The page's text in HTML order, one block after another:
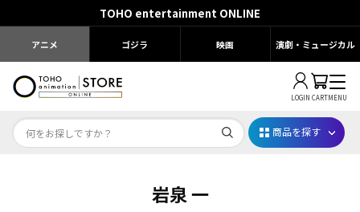
TOHO entertainment ONLINE
アニメ ゴジラ 映画 演劇・ミュージカル
LOGIN CARTMENU
Dr.STONE STONE FES.2026
商品を探す
岩泉 一